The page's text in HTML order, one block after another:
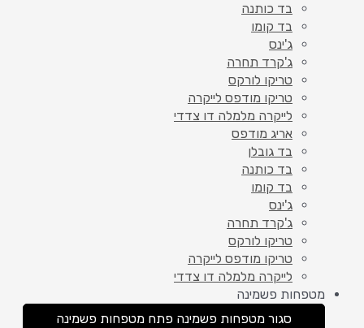
בד כותנה
בד קומו
ג'ינס
ג'קרד תחרה
טריקו לורקס
טריקו מודפס לייקרה
לייקרה מלמלה דו צדדי
אריג מודפס
בד גובלן
בד כותנה
בד קומו
ג'ינס
ג'קרד תחרה
טריקו לורקס
טריקו מודפס לייקרה
לייקרה מלמלה דו צדדי
מטפחות פשמינה
סגור מטפחות פשמינה פתח מטפחות פשמינה